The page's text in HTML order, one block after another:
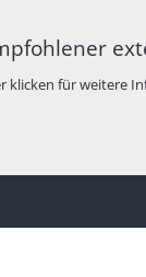
klicken für weitere